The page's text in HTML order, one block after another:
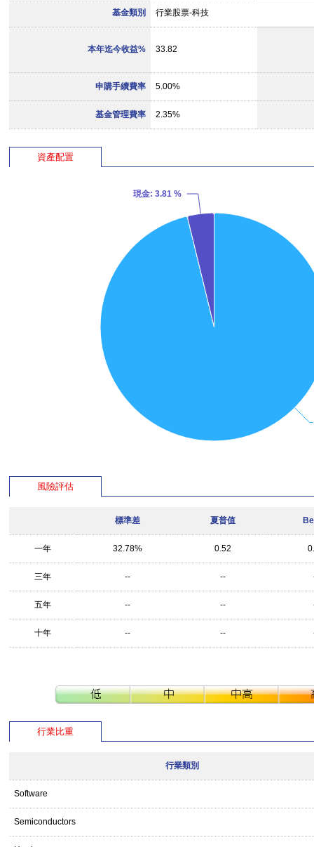
基金類別 行業股票-科技
本年迄今收益% 33.82
申購手續費率 5.00%
基金管理費率 2.35%
資產配置
現金: 3.81 %
風險評估
標準差 夏普值
一年 32.78% 0.52
三年 -- --
五年 -- --
十年 -- --
行業比重
行業類別
Software
Semiconductors